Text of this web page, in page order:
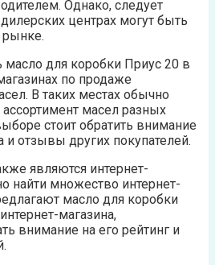
Однако, следует
центрах могут быть
для коробки Приус 20 в
по продаже
В таких местах обычно
масел разных
стоит обратить внимание
и отзывы других покупателей.
являются интернет-
найти множество интернет-
масло для коробки
магазина,
внимание на его рейтинг и